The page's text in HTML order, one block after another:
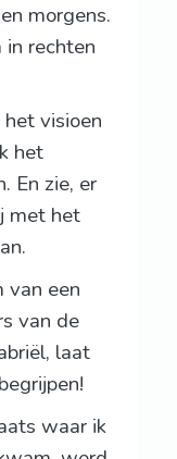
morgens.
rechten
visioen
het
En zie, er
met het
van een
van de
laat
waar ik